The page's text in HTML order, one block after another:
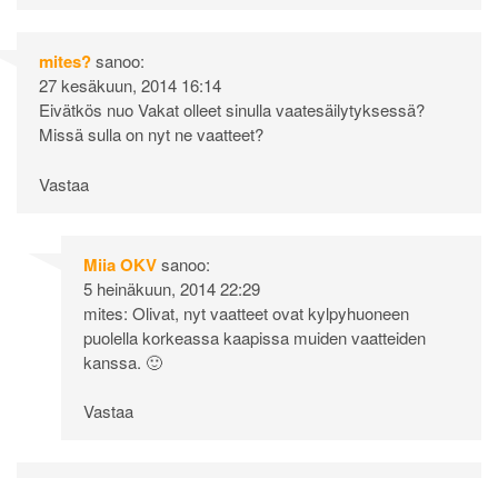
mites?sanoo:
27 kesäkuun, 2014 16:14
Eivätkös nuo Vakat olleet sinulla vaatesäilytyksessä?
Missä sulla on nyt ne vaatteet?
Vastaa
Miia OKVsanoo:
5 heinäkuun, 2014 22:29
mites: Olivat, nyt vaatteet ovat kylpyhuoneen
puolella korkeassa kaapissa muiden vaatteiden
kanssa. 🙂
Vastaa